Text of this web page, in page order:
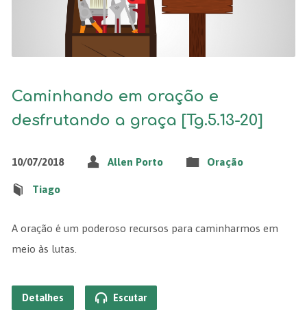
Caminhando em oração e
desfrutando a graça [Tg.5.13-20]
10/07/2018 Allen Porto Oração
Tiago
A oração é um poderoso recursos para caminharmos em
meio às lutas.
Detalhes Escutar